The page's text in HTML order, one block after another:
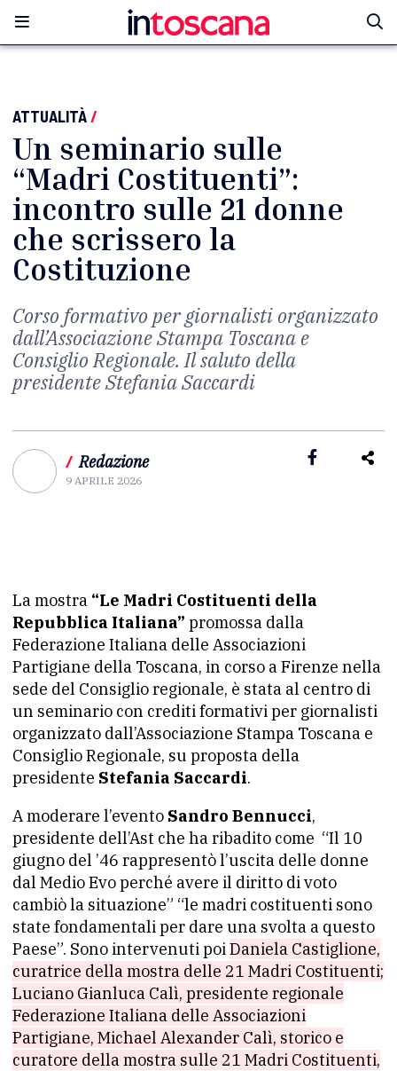
ATTUALITÀ/
Un seminario sulle
“Madri Costituenti”:
incontro sulle 21 donne
che scrissero la
Costituzione
Corso formativo per giornalisti organizzato
dall’Associazione Stampa Toscana e
Consiglio Regionale. Il saluto della
presidente Stefania Saccardi
/ Redazione
9 APRILE 2026
La mostra “Le Madri Costituenti della
Repubblica Italiana” promossa dalla
Federazione Italiana delle Associazioni
Partigiane della Toscana, in corso a Firenze nella
sede del Consiglio regionale, è stata al centro di
un seminario con crediti formativi per giornalisti
organizzato dall’Associazione Stampa Toscana e
Consiglio Regionale, su proposta della
presidente Stefania Saccardi.
A moderare l’evento Sandro Bennucci,
presidente dell’Ast che ha ribadito come “Il 10
giugno del ’46 rappresentò l’uscita delle donne
dal Medio Evo perché avere il diritto di voto
cambiò la situazione” “le madri costituenti sono
state fondamentali per dare una svolta a questo
Paese”. Sono intervenuti poiDaniela Castiglione,
curatrice della mostra delle 21 Madri Costituenti;
Luciano Gianluca Calì, presidente regionale
Federazione Italiana delle Associazioni
Partigiane, Michael Alexander Calì, storico e
curatore della mostra sulle 21 Madri Costituenti,